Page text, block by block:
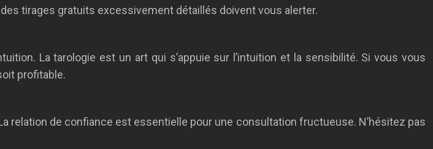
tirages gratuits excessivement détaillés doivent vous alerter.
La tarologie est un art qui s’appuie sur l’intuition et la sensibilité. Si vous vous
profitable.
relation de confiance est essentielle pour une consultation fructueuse. N’hésitez pas